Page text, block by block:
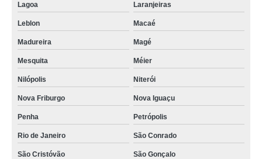
Lagoa Laranjeiras
Leblon Macaé
Madureira Magé
Mesquita Méier
Nilópolis Niterói
Nova Friburgo Nova Iguaçu
Penha Petrópolis
Rio de Janeiro São Conrado
São Cristóvão São Gonçalo